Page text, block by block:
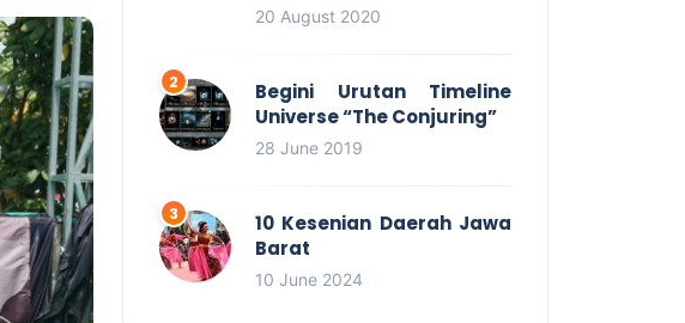
20 August 2020
Begini Urutan Timeline
Universe “The Conjuring”
28 June 2019
10 Kesenian Daerah Jawa
Barat
10 June 2024